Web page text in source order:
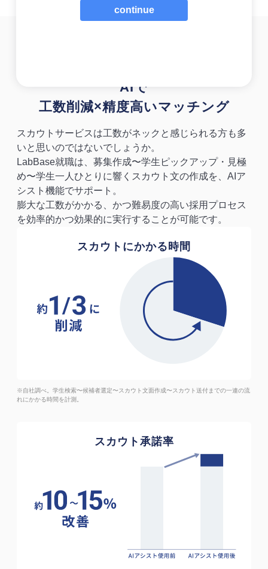
AIで
工数削減×精度高いマッチング
スカウトサービスは工数がネックと感じられる方も多
いと思いのではないでしょうか。
LabBase就職は、募集作成〜学生ピックアップ・見極
め〜学生一人ひとりに響くスカウト文の作成を、AIア
シスト機能でサポート。
膨大な工数がかかる、かつ難易度の高い採用プロセス
を効率的かつ効果的に実行することが可能です。
スカウトにかかる時間
※自社調べ。学生検索〜候補者選定〜スカウト文面作成〜スカウト送付までの一連の流
れにかかる時間を計測。
スカウト承諾率
continue